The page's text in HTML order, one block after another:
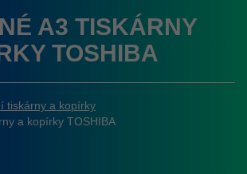
A3 TISKÁRNY
TOSHIBA
tiskárny a kopírky
a kopírky TOSHIBA